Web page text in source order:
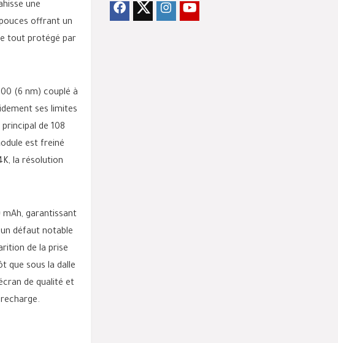
une
offrant un
tout protégé par
(6 nm) couplé à
ses limites
de 108
est freiné
la résolution
garantissant
défaut notable
de la prise
que sous la dalle
de qualité et